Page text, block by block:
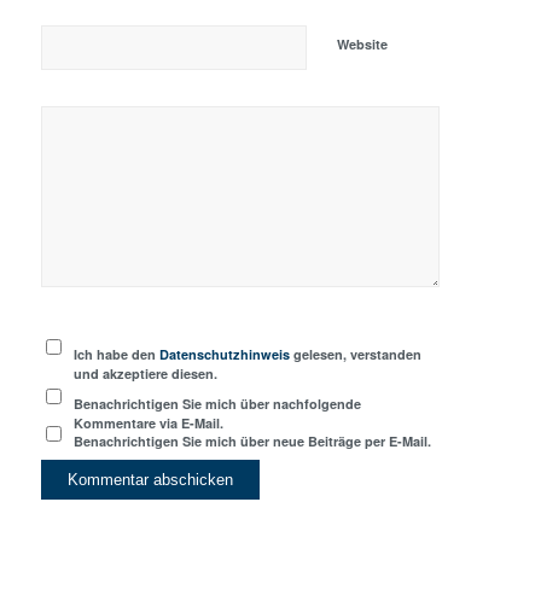
Website
Ich habe denDatenschutzhinweis gelesen, verstanden
und akzeptiere diesen.
Benachrichtigen Sie mich über nachfolgende
Kommentare via E-Mail.
Benachrichtigen Sie mich über neue Beiträge per E-Mail.